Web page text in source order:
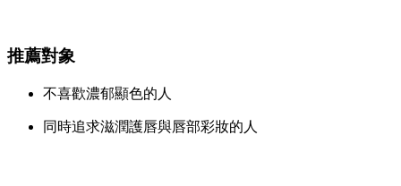
推薦對象
不喜歡濃郁顯色的人
同時追求滋潤護唇與唇部彩妝的人